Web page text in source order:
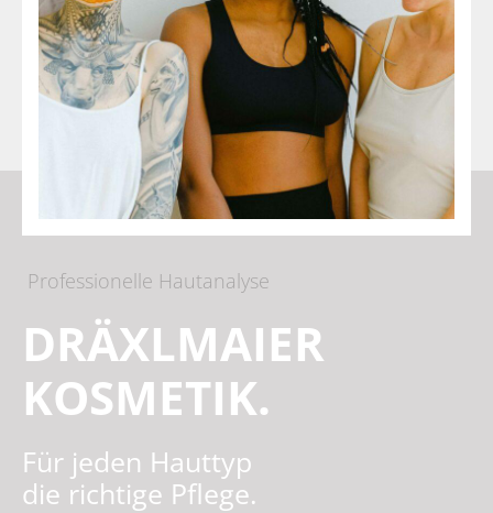
Professionelle Hautanalyse
DRÄXLMAIER
KOSMETIK.
Für jeden Hauttyp
die richtige Pflege.